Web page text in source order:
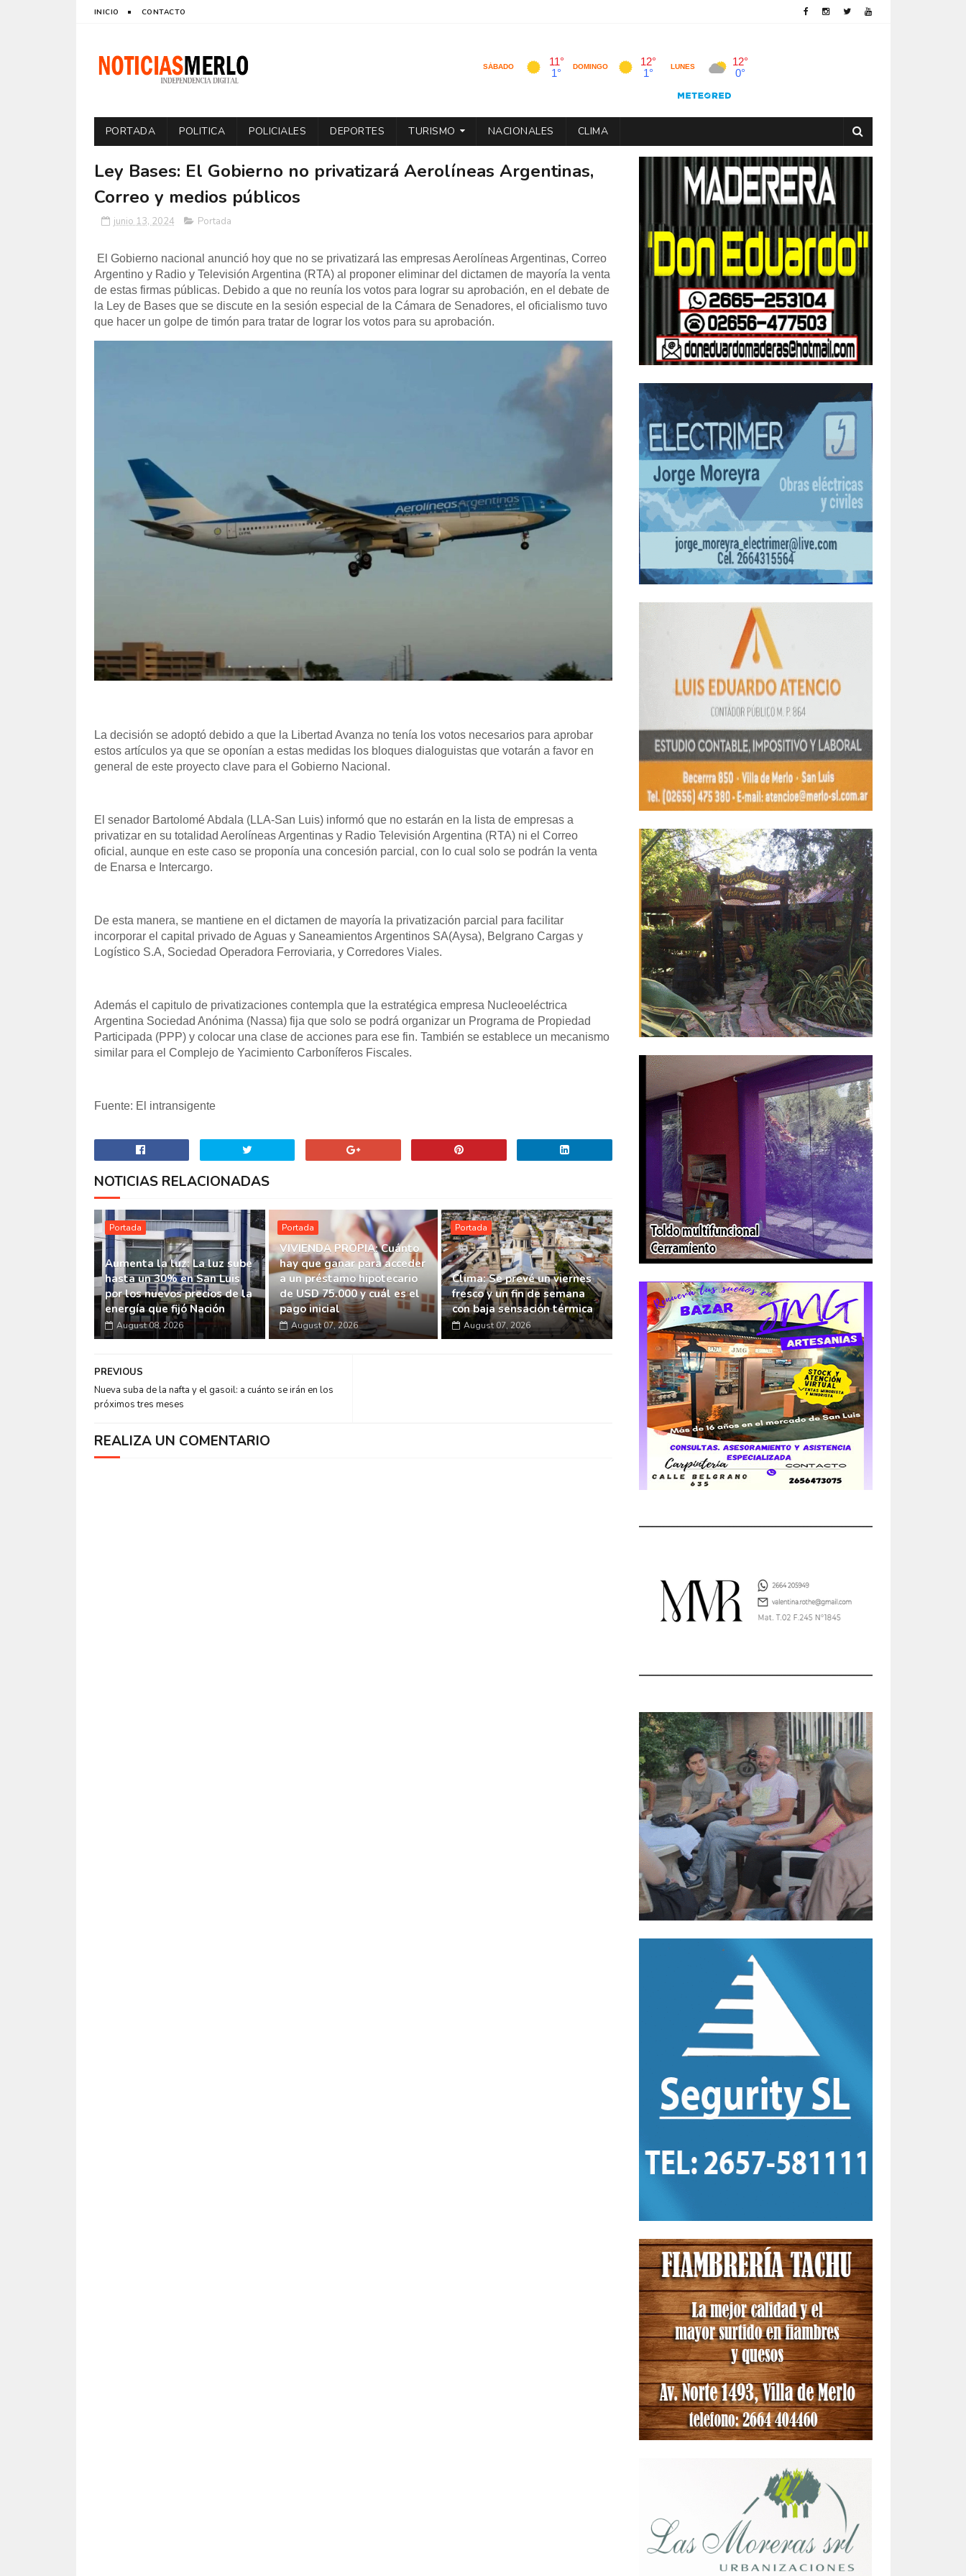
INICIO CONTACTO
PORTADA POLITICA POLICIALES DEPORTES TURISMO NACIONALES CLIMA
Ley Bases: El Gobierno no privatizará Aerolíneas Argentinas,
Correo y medios públicos
junio 13, 2024 Portada
El Gobierno nacional anunció hoy que no se privatizará las empresas Aerolíneas Argentinas, Correo
Argentino y Radio y Televisión Argentina (RTA) al proponer eliminar del dictamen de mayoría la venta
de estas firmas públicas. Debido a que no reunía los votos para lograr su aprobación, en el debate de
la Ley de Bases que se discute en la sesión especial de la Cámara de Senadores, el oficialismo tuvo
que hacer un golpe de timón para tratar de lograr los votos para su aprobación.
La decisión se adoptó debido a que la Libertad Avanza no tenía los votos necesarios para aprobar
estos artículos ya que se oponían a estas medidas los bloques dialoguistas que votarán a favor en
general de este proyecto clave para el Gobierno Nacional.
El senador Bartolomé Abdala (LLA-San Luis) informó que no estarán en la lista de empresas a
privatizar en su totalidad Aerolíneas Argentinas y Radio Televisión Argentina (RTA) ni el Correo
oficial, aunque en este caso se proponía una concesión parcial, con lo cual solo se podrán la venta
de Enarsa e Intercargo.
De esta manera, se mantiene en el dictamen de mayoría la privatización parcial para facilitar
incorporar el capital privado de Aguas y Saneamientos Argentinos SA(Aysa), Belgrano Cargas y
Logístico S.A, Sociedad Operadora Ferroviaria, y Corredores Viales.
Además el capitulo de privatizaciones contempla que la estratégica empresa Nucleoeléctrica
Argentina Sociedad Anónima (Nassa) fija que solo se podrá organizar un Programa de Propiedad
Participada (PPP) y colocar una clase de acciones para ese fin. También se establece un mecanismo
similar para el Complejo de Yacimiento Carboníferos Fiscales.
Fuente: El intransigente
NOTICIAS RELACIONADAS
Portada
Aumenta la luz: La luz sube
hasta un 30% en San Luis
por los nuevos precios de la
energía que fijó Nación
August 08, 2026
Portada
VIVIENDA PROPIA: Cuánto
hay que ganar para acceder
a un préstamo hipotecario
de USD 75.000 y cuál es el
pago inicial
August 07, 2026
Portada
Clima: Se prevé un viernes
fresco y un fin de semana
con baja sensación térmica
August 07, 2026
PREVIOUS
Nueva suba de la nafta y el gasoil: a cuánto se irán en los
próximos tres meses
REALIZA UN COMENTARIO